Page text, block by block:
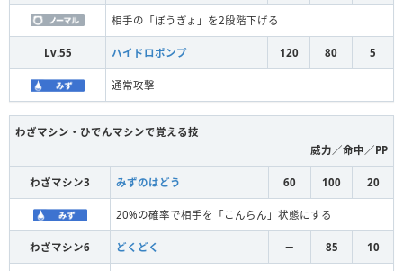
相手の「ぼうぎょ」を2段階下げる
Lv.55 ハイドロポンプ 120 80 5
通常攻撃
わざマシン・ひでんマシンで覚える技
威力／命中／PP
わざマシン3 みずのはどう 60 100 20
20%の確率で相手を「こんらん」状態にする
わざマシン6 どくどく － 85 10